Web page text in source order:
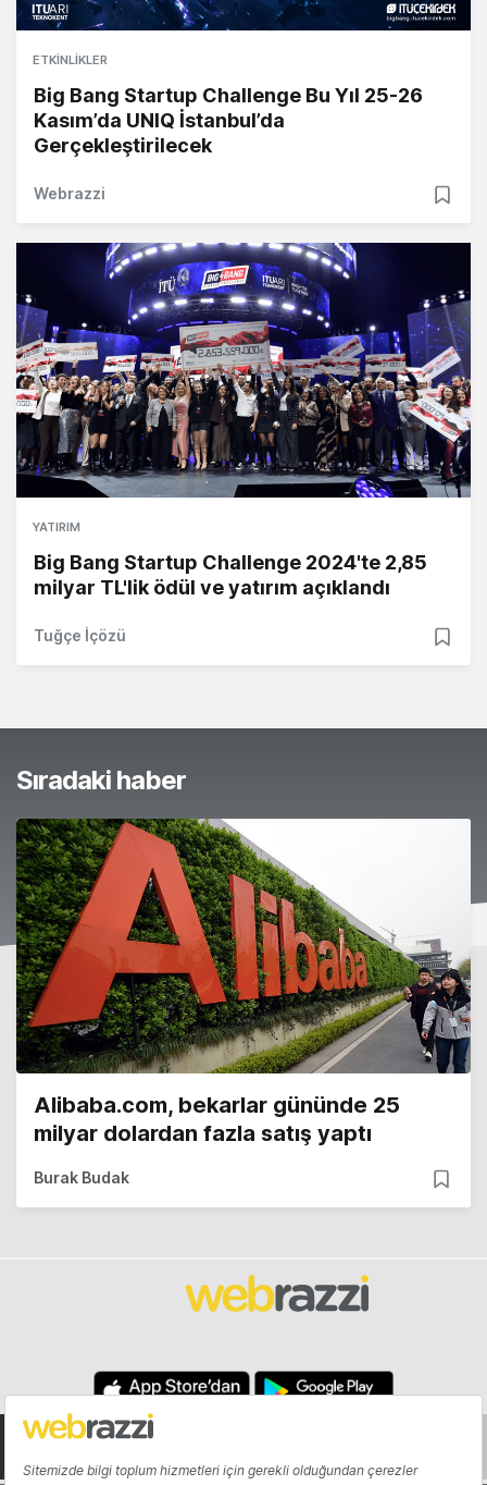
ETKINLIKLER
Big Bang Startup Challenge Bu Yıl 25-26
Kasım’da UNIQ İstanbul’da
Gerçekleştirilecek
Webrazzi
YATIRIM
Big Bang Startup Challenge 2024'te 2,85
milyar TL'lik ödül ve yatırım açıklandı
Tuğçe İçözü
Sıradaki haber
Alibaba.com, bekarlar gününde 25
milyar dolardan fazla satış yaptı
Burak Budak